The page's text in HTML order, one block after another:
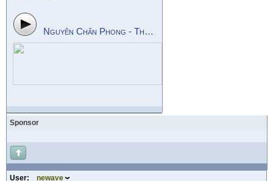
Nguyên Chấn Phong - Thy Nhung - Phận Duyên
Sponsor
User:
newave